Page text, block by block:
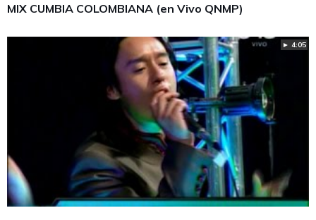
MIX CUMBIA COLOMBIANA (en Vivo QNMP)
► 4:05